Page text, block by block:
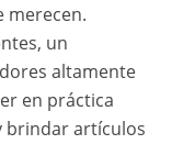
merecen.
un
altamente
en práctica
brindar artículos